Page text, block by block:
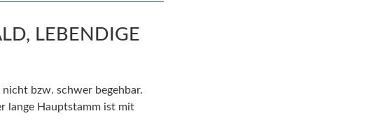
LEBENDIGE
bzw. schwer begehbar.
lange Hauptstamm ist mit